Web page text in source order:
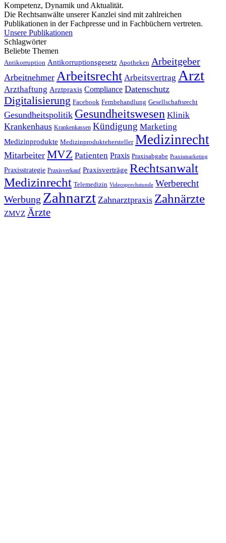
Kompetenz, Dynamik und Aktualität.
Die Rechtsanwälte unserer Kanzlei sind mit zahlreichen
Publikationen in der Fachpresse und in Fachbüchern vertreten.
Unsere Publikationen
Schlagwörter
Beliebte Themen
Antikorruption Antikorruptionsgesetz Apotheken Arbeitgeber
Arbeitnehmer Arbeitsrecht Arbeitsvertrag Arzt
Arzthaftung Arztpraxis Compliance Datenschutz
Digitalisierung Facebook Fernbehandlung Gesellschaftsrecht
Gesundheitspolitik Gesundheitswesen Klinik
Krankenhaus Krankenkassen Kündigung Marketing
Medizinprodukte Medizinproduktehersteller Medizinrecht
Mitarbeiter MVZ Patienten Praxis Praxisabgabe Praxismarketing
Praxisstrategie Praxisverkauf Praxisverträge Rechtsanwalt
Medizinrecht Telemedizin Videosprechstunde Werberecht
Werbung Zahnarzt Zahnarztpraxis Zahnärzte
ZMVZ Ärzte